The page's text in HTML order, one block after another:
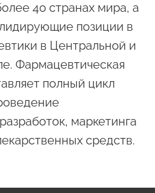
40 странах мира, а
позиции в
в Центральной и
Фармацевтическая
полный цикл
маркетинга
средств.